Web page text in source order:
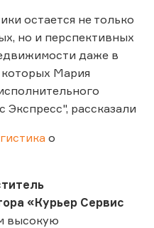
остается не только
но и перспективных
даже в
которых Мария
рассказали
о
«Курьер Сервис
высокую